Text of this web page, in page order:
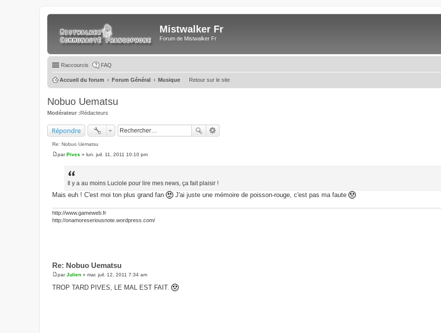
Mistwalker Fr
Forum de Mistwalker Fr
Raccourcis FAQ
Retour sur le site
Accueil du forum Forum Général Musique
Nobuo Uematsu
Modérateur :Rédacteurs
Répondre
Re: Nobuo Uematsu
M
e
parPives » lun. juil. 11, 2011 10:10 pm
Il y a au moins Luciole pour lire mes news, ça fait plaisir !
Mais euh ! C'est moi ton plus grand fan J'ai juste une mémoire de poisson-rouge, c'est pas ma faute
http://www.gameweb.fr
http://onamoreseriousnote.wordpress.com/
Re: Nobuo Uematsu
e
s
parJulien » mar. juil. 12, 2011 7:34 am
TROP TARD PIVES, LE MAL EST FAIT.